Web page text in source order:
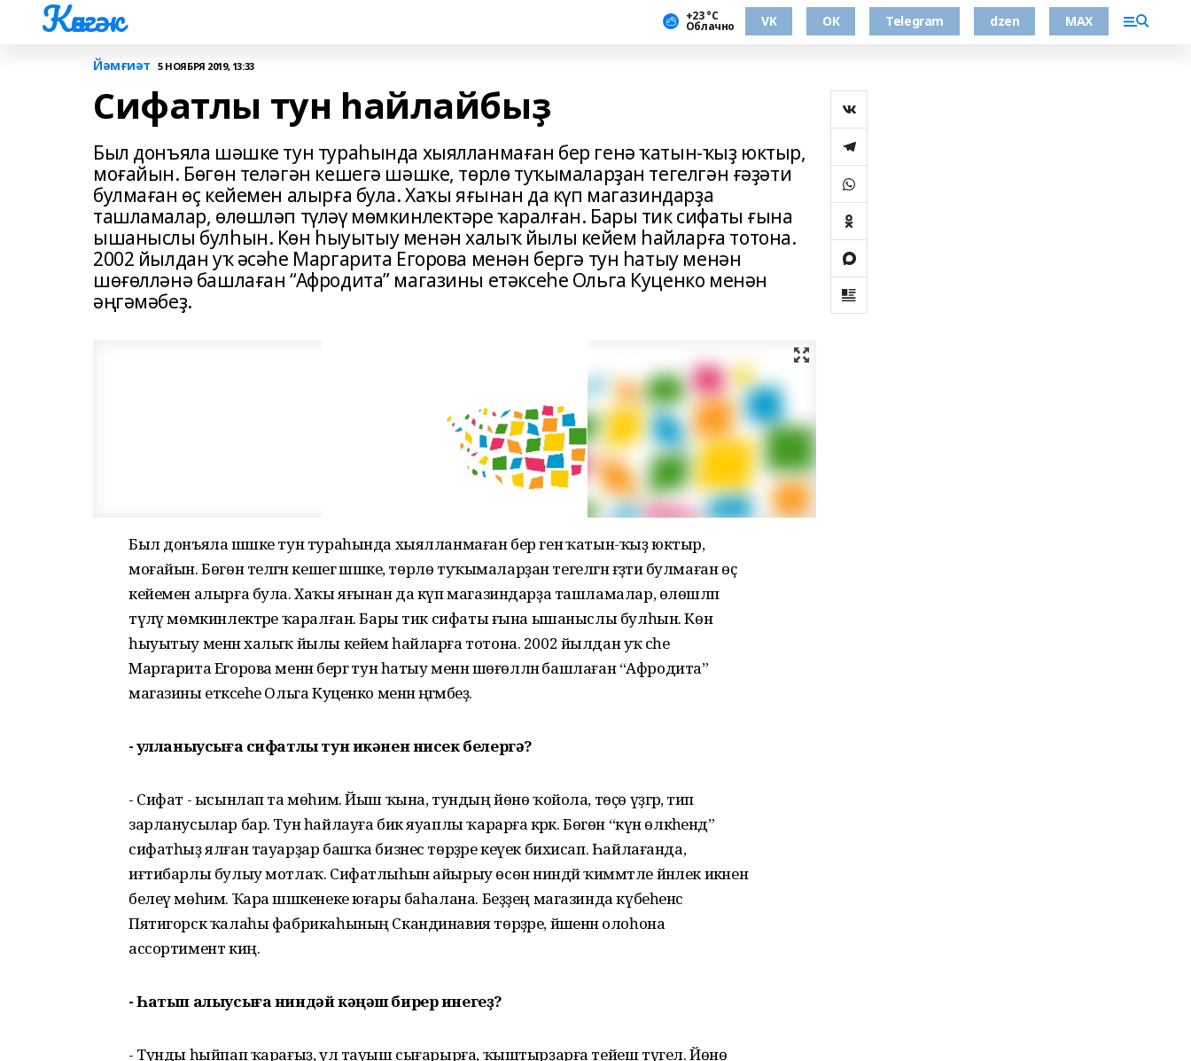
Көнгәк +23 °С
Облачно VK ОК Telegram dzen MAX
Йәмғиәт 5 НОЯБРЯ 2019, 13:33
Сифатлы тун һайлайбыҙ
Был донъяла шәшке тун тураһында хыялланмаған бер генә ҡатын-ҡыҙ юктыр,
моғайын. Бөгөн теләгән кешегә шәшке, төрлө туҡымаларҙан тегелгән ғәҙәти
булмаған өҫ кейемен алырға була. Хаҡы яғынан да күп магазиндарҙа
ташламалар, өлөшләп түләү мөмкинлектәре ҡаралған. Бары тик сифаты ғына
ышаныслы булһын. Көн һыуытыу менән халыҡ йылы кейем һайларға тотона.
2002 йылдан уҡ әсәһе Маргарита Егорова менән бергә тун һатыу менән
шөғөлләнә башлаған “Афродита” магазины етәксеһе Ольга Куценко менән
әңгәмәбеҙ.
Был донъяла шәшке тун тураһында хыялланмаған бер генә ҡатын-ҡыҙ юктыр,
моғайын. Бөгөн теләгән кешегә шәшке, төрлө туҡымаларҙан тегелгән ғәҙәти булмаған өҫ
кейемен алырға була. Хаҡы яғынан да күп магазиндарҙа ташламалар, өлөшләп
түләү мөмкинлектәре ҡаралған. Бары тик сифаты ғына ышаныслы булһын. Көн
һыуытыу менән халыҡ йылы кейем һайларға тотона. 2002 йылдан уҡ әсәһе
Маргарита Егорова менән бергә тун һатыу менән шөғөлләнә башлаған “Афродита”
магазины етәксеһе Ольга Куценко менән әңгәмәбеҙ.
- Ҡулланыусыға сифатлы тун икәнен нисек белергә?
- Сифат - ысынлап та мөһим. Йыш ҡына, тундың йөнө ҡойола, төҫө үҙгәрә, тип
зарланусылар бар. Тун һайлауға бик яуаплы ҡарарға кәрәк. Бөгөн “күн өлкәһендә”
сифатһыҙ ялған тауарҙар башҡа бизнес төрҙәре кеүек бихисап. Һайлағанда,
иғтибарлы булыу мотлаҡ. Сифатлыһын айырыу өсөн ниндәй ҡиммәтле йәнлек икәнен
белеү мөһим. Ҡара шәшкенеке юғары баһалана. Беҙҙең магазинда күбеһенсә
Пятигорск ҡалаһы фабрикаһының Скандинавия төрҙәре, йәшенән олоһона
ассортимент киң.
- Һатып алыусыға ниндәй кәңәш бирер инегеҙ?
- Тунды һыйпап ҡарағыҙ, ул тауыш сығарырға, ҡыштырҙарға тейеш түгел. Йөнө